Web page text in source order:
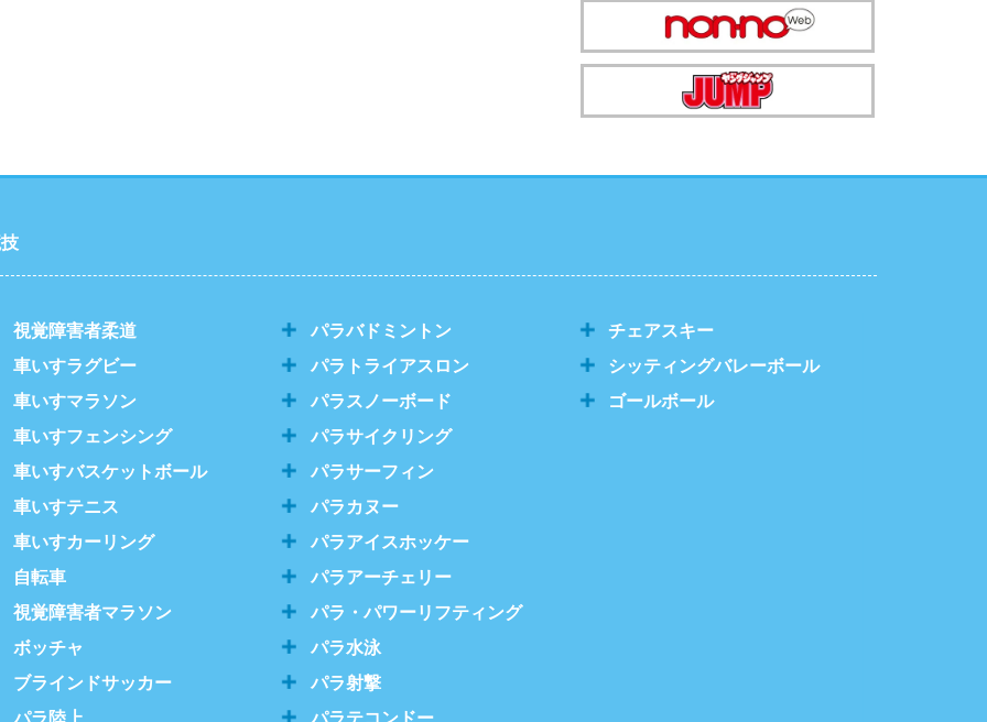
視覚障害者柔道
車いすラグビー
車いすマラソン
車いすフェンシング
車いすバスケットボール
車いすテニス
車いすカーリング
自転車
視覚障害者マラソン
ボッチャ
ブラインドサッカー
パラバドミントン
パラトライアスロン
パラスノーボード
パラサイクリング
パラサーフィン
パラカヌー
パラアイスホッケー
パラアーチェリー
パラ・パワーリフティング
パラ水泳
パラ射撃
チェアスキー
シッティングバレーボール
ゴールボール